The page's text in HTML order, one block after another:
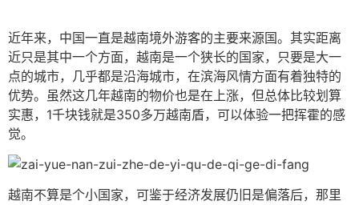
近年来，中国一直是越南境外游客的主要来源国。其实距离
近只是其中一个方面，越南是一个狭长的国家，只要是大一
点的城市，几乎都是沿海城市，在滨海风情方面有着独特的
优势。虽然这几年越南的物价也是在上涨，但总体比较划算
实惠，1千块钱就是350多万越南盾，可以体验一把挥霍的感
觉。
越南不算是个小国家，可鉴于经济发展仍旧是偏落后，那里